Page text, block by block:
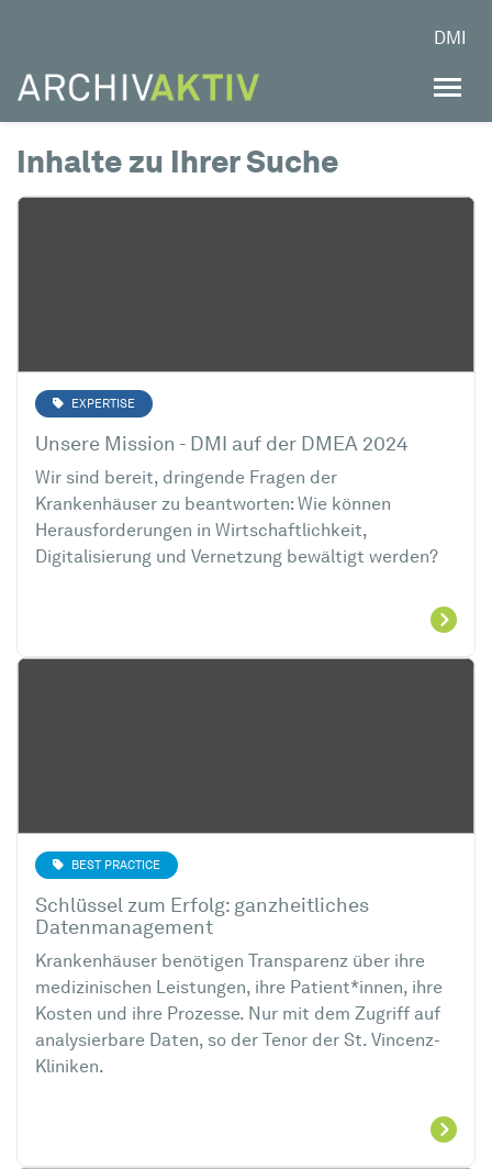
DMI
Inhalte zu Ihrer Suche
EXPERTISE
Unsere Mission - DMI auf der DMEA 2024
Wir sind bereit, dringende Fragen der
Krankenhäuser zu beantworten: Wie können
Herausforderungen in Wirtschaftlichkeit,
Digitalisierung und Vernetzung bewältigt werden?
BEST PRACTICE
Schlüssel zum Erfolg: ganzheitliches
Datenmanagement
Krankenhäuser benötigen Transparenz über ihre
medizinischen Leistungen, ihre Patient*innen, ihre
Kosten und ihre Prozesse. Nur mit dem Zugriff auf
analysierbare Daten, so der Tenor der St. Vincenz-
Kliniken.